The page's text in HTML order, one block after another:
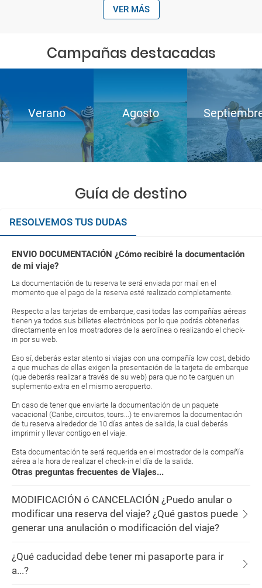
VER MÁS
Campañas destacadas
Verano Agosto
Guía de destino
RESOLVEMOS TUS DUDAS
ENVIO DOCUMENTACIÓN ¿Cómo recibiré la documentación
de mi viaje?
La documentación de tu reserva te será enviada por mail en el
momento que el pago de la reserva esté realizado completamente.
Respecto a las tarjetas de embarque, casi todas las compañías aéreas
tienen ya todos sus billetes electrónicos por lo que podrás obtenerlas
directamente en los mostradores de la aerolínea o realizando el check-
in por su web.
Eso sí, deberás estar atento si viajas con una compañía low cost, debido
a que muchas de ellas exigen la presentación de la tarjeta de embarque
(que deberás realizar a través de su web) para que no te carguen un
suplemento extra en el mismo aeropuerto.
En caso de tener que enviarte la documentación de un paquete
vacacional (Caribe, circuitos, tours...) te enviaremos la documentación
de tu reserva alrededor de 10 días antes de salida, la cual deberás
imprimir y llevar contigo en el viaje.
Esta documentación te será requerida en el mostrador de la compañía
aérea a la hora de realizar el check-in el día de la salida.
Otras preguntas frecuentes de Viajes...
MODIFICACIÓN ó CANCELACIÓN ¿Puedo anular o
modificar una reserva del viaje? ¿Qué gastos puede
generar una anulación o modificación del viaje?
¿Qué caducidad debe tener mi pasaporte para ir
a...?